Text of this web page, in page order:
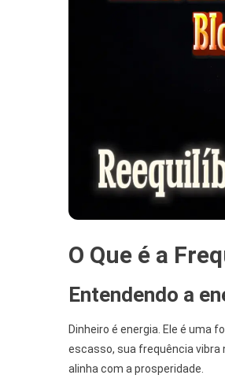
O Que é a
Entendendo a
Dinheiro é energia. Ele é uma
escasso, sua frequência vibra
alinha com a prosperidade.